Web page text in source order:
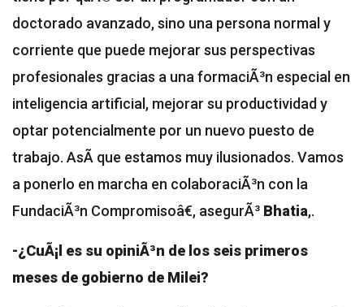
doctorado avanzado, sino una persona normal y
corriente que puede mejorar sus perspectivas
profesionales gracias a una formaciÃ³n especial en
inteligencia artificial, mejorar su productividad y
optar potencialmente por un nuevo puesto de
trabajo. AsÃ­ que estamos muy ilusionados. Vamos
a ponerlo en marcha en colaboraciÃ³n con la
FundaciÃ³n Compromisoâ€, asegurÃ³ Bhatia,.
-¿CuÃ¡l es su opiniÃ³n de los seis primeros
meses de gobierno de Milei?